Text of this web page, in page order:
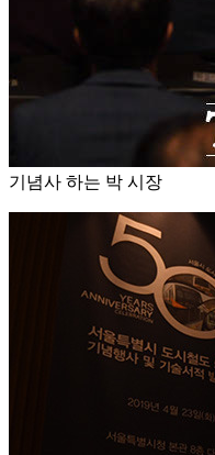
기념사 하는 박 시장